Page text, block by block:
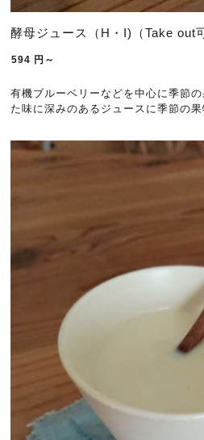
酵母ジュース（H・I)（Take out
594 円～
有機ブルーベリーなどを中心に季節
た味に深みのあるジュースに季節の果